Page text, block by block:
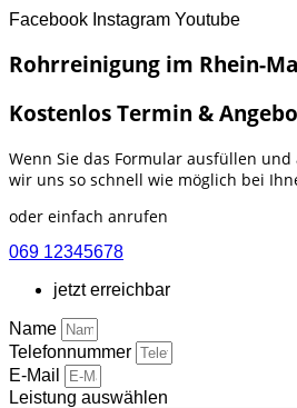
Facebook Instagram Youtube
Rohrreinigung im Rhein-
Kostenlos Termin &
Wenn Sie das Formular ausfüllen
wir uns so schnell wie möglich bei
oder einfach anrufen
069 12345678
jetzt erreichbar
Name
Telefonnummer
E-Mail
Leistung auswählen